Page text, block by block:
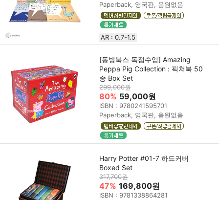
Paperback, 영국판, 음원없음
AR : 0.7-1.5
[동방북스 독점수입] Amazing
Peppa Pig Collection : 픽쳐북 50
종 Box Set
299,000원
80% 59,000원
ISBN : 9780241595701
Paperback, 영국판, 음원없음
Harry Potter #01-7 하드커버
Boxed Set
317,700원
47% 169,800원
ISBN : 9781338864281